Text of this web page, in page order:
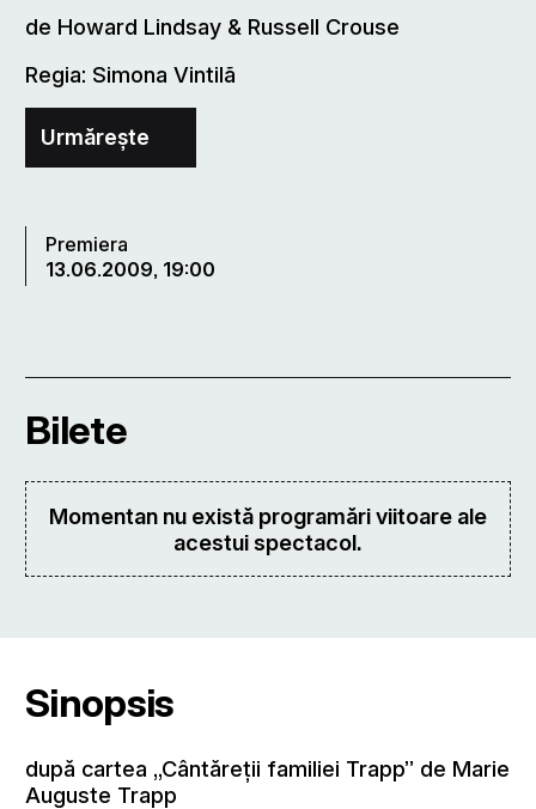
de Howard Lindsay & Russell Crouse
Regia: Simona Vintilã
Urmărește
Premiera
13.06.2009, 19:00
Bilete
Momentan nu există programări viitoare ale
acestui spectacol.
Sinopsis
după cartea „Cântăreţii familiei Trapp” de Marie
Auguste Trapp